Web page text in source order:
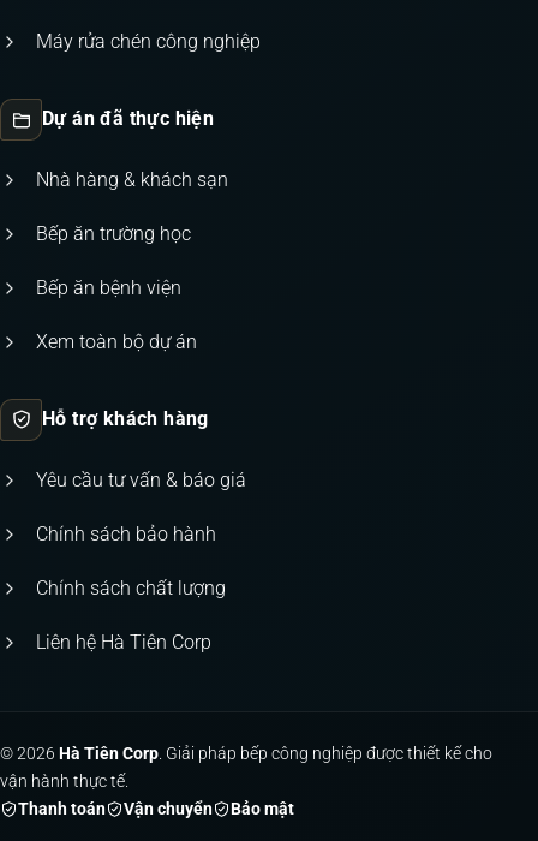
Máy rửa chén công nghiệp
Dự án đã thực hiện
Nhà hàng & khách sạn
Bếp ăn trường học
Bếp ăn bệnh viện
Xem toàn bộ dự án
Hỗ trợ khách hàng
Yêu cầu tư vấn & báo giá
Chính sách bảo hành
Chính sách chất lượng
Liên hệ Hà Tiên Corp
© 2026 Hà Tiên Corp . Giải pháp bếp công nghiệp được thiết kế cho
vận hành thực tế.
Thanh toán
Vận chuyển Bảo mật